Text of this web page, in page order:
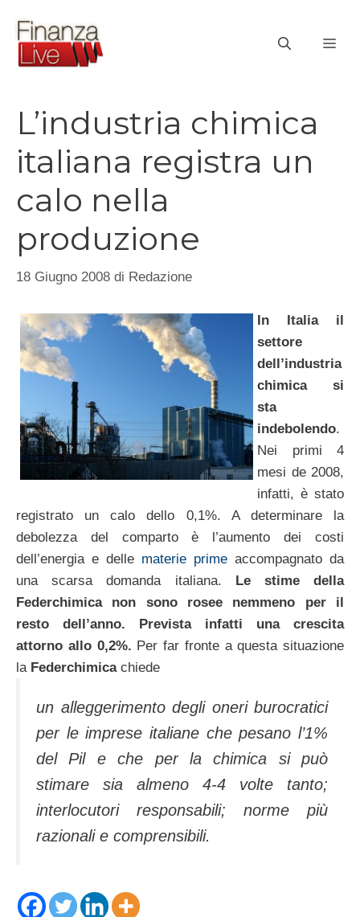
contenuto
L’industria chimica
italiana registra un
calo nella
produzione
18 Giugno 2008 di Redazione
In Italia il
settore
dell’industria
chimica si
sta
indebolendo.
Nei primi 4
mesi de 2008,
infatti, è stato
registrato un calo dello 0,1%. A determinare la
debolezza del comparto è l’aumento dei costi
dell’energia e delle materie prime accompagnato da
una scarsa domanda italiana.
Le stime della
Federchimica non sono rosee nemmeno per il
resto dell’anno. Prevista infatti una crescita
attorno allo 0,2%. Per far fronte a questa situazione
la Federchimicachiede
un alleggerimento degli oneri burocratici
per le imprese italiane che pesano l’1%
del Pil e che per la chimica si può
stimare sia almeno 4-4 volte tanto;
interlocutori responsabili; norme più
razionali e comprensibili.